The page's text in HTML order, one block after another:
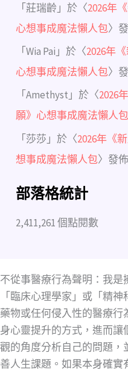
「莊瑞齡 」於〈2026年
心想事成魔法懶人包〉
「Wia Pai 」於〈2026年
心想事成魔法懶人包〉
「Amethyst 」於〈2026
願》心想事成魔法懶人包
「 莎莎 」於〈2026年《
想事成魔法懶人包〉發
部落格統計
2,411,261 個點閱數
不從事醫療行為聲明：我
「臨床心理學家」或「精
藥物或任何侵入性的醫療
身心靈提升的方式，進而
觀的角度分析自己的問題
善人生課題。如果本身確